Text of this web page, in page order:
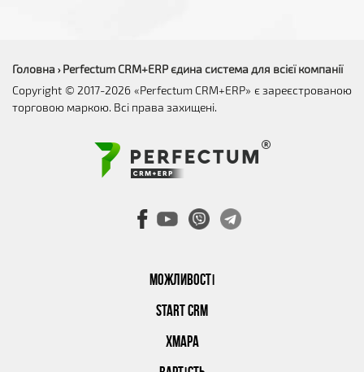
МОЖЛИВОСТІ
START CRM
ХМАРА
Головна › Perfectum CRM+ERP єдина система для всієї компанії
Copyright © 2017-2026 «Perfectum CRM+ERP» є зареєстрованою
торговою маркою. Всі права захищені.